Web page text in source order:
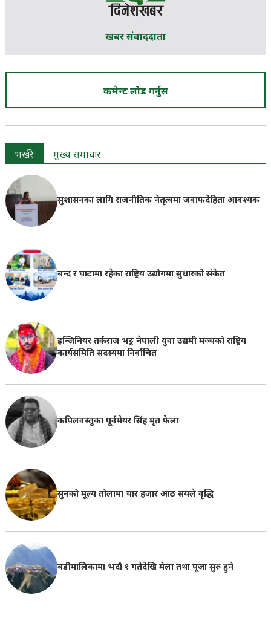
खबर संवाददाता
कमेन्ट लोड गर्नुस
भर्खरै मुख्य समाचार
सुशासनका लागि राजनीतिक नेतृत्वमा जवाफदेहिता आवश्यक
बन्द र घाटामा रहेका राष्ट्रिय उद्योगमा सुधारको संकेत
इन्जिनियर तर्कराज भट्ट नेपाली युवा उद्यमी मञ्चको राष्ट्रिय
कार्यसमिति सदस्यमा निर्वाचित
कपिलवस्तुका पूर्वमेयर सिंह मृत फेला
सुनको मूल्य तोलामा चार हजार आठ सयले वृद्धि
बडीमालिकामा भदौ १ गतेदेखि मेला तथा पूजा सुरु हुने